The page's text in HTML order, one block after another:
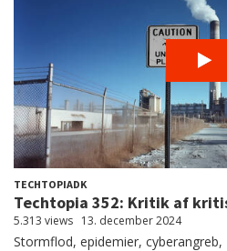
TECHTOPIADK
Techtopia 352: Kritik af
5.313 views 13. december 2024
Stormflod, epidemier, cyberangreb,